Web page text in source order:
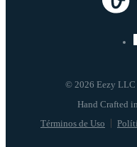
© 2026 Eezy LLC
Términos de Uso